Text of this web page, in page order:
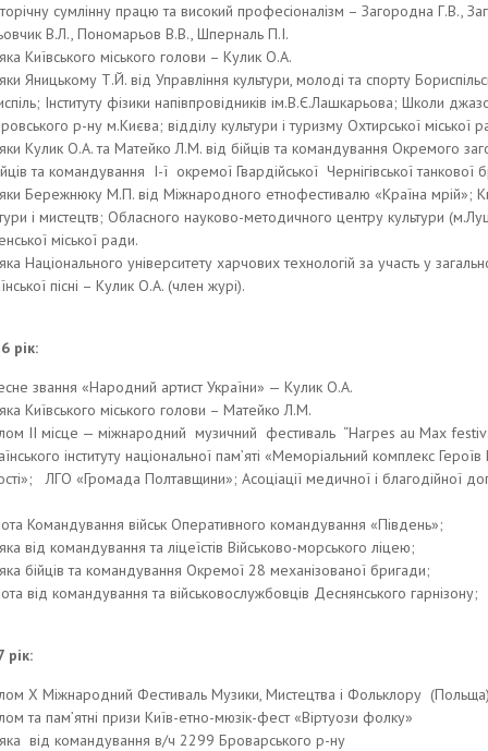
сумлінну працю та високий професіоналізм – Загородна Г.В.,
В.Л., Пономарьов В.В., Шперналь П.І.
Київського міського голови – Кулик О.А.
Яницькому Т.Й. від Управління культури, молоді та спорту
Інституту фізики напівпровідників ім.В.Є.Лашкарьова; Школи
р-ну м.Києва; відділу культури і туризму Охтирської міської
Кулик О.А. та Матейко Л.М. від бійців та командування Окремого
та командування I-ї окремої Гвардійської Чернігівської танкової
Бережнюку М.П. від Міжнародного етнофестивалю «Країна мрій»;
і мистецтв; Обласного науково-методичного центру культури
міської ради.
Національного університету харчових технологій за участь у
пісні – Кулик О.А. (член журі).
рік:
звання «Народний артист України» — Кулик О.А.
Київського міського голови – Матейко Л.М.
II місце — міжнародний музичний фестиваль “Harpes au Max
інституту національної пам’яті «Меморіальний комплекс
ЛГО «Громада Полтавщини»; Асоціації медичної і благодійної
Командування військ Оперативного командування «Південь»;
від командування та ліцеїстів Військово-морського ліцею;
бійців та командування Окремої 28 механізованої бригади;
від командування та військовослужбовців Деснянського гарнізону;
рік:
X Міжнародний Фестиваль Музики, Мистецтва і Фольклору (Польща)
та пам’ятні призи Київ-етно-мюзік-фест «Віртуози фолку»
від командування в/ч 2299 Броварського р-ну